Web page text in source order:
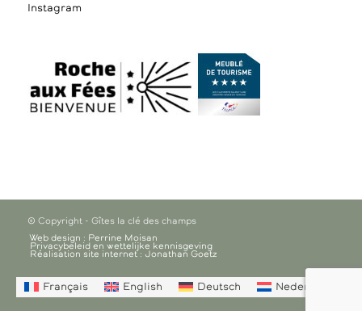
Instagram
© Copyright - Gîtes la clé des champs
Web design : Perrine Moisan
Privacybeleid en wettelijke kennisgeving
Réalisation site internet : Jonathan Goetz
Français English Deutsch Nederlands